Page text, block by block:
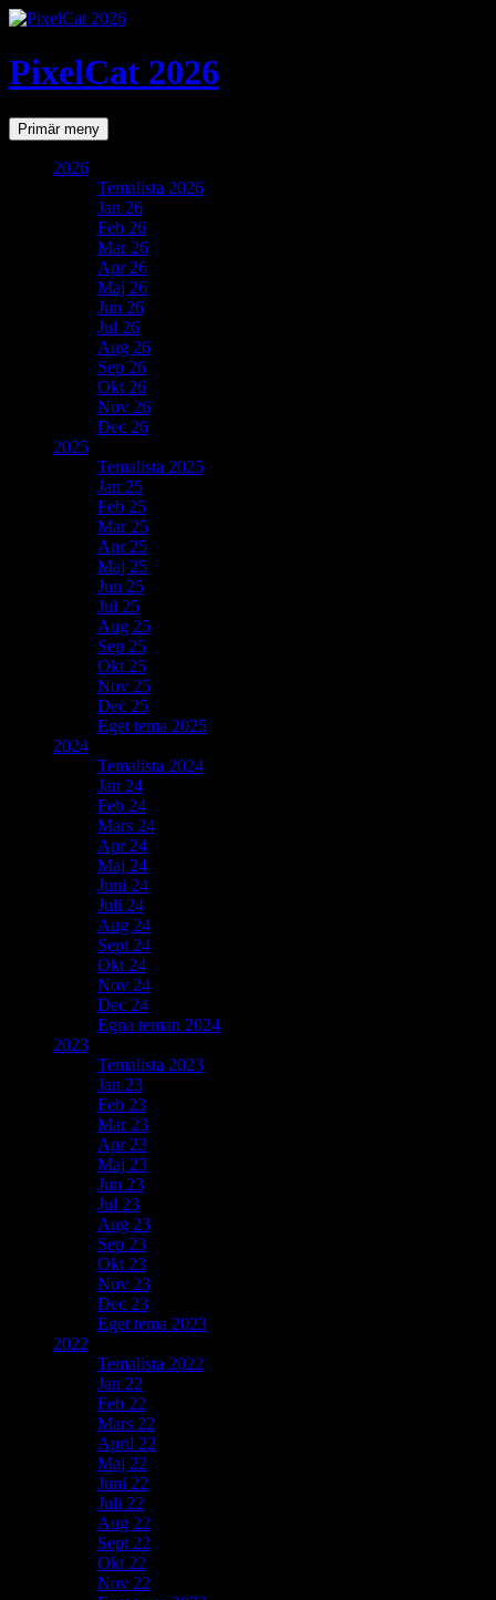
PixelCat 2026
SökPrimär meny Gå
till
2026
Temalista 2026
Jan 26
Feb 26
Mar 26
Apr 26
Maj 26
Jun 26
Jul 26
Aug 26
Sep 26
Okt 26
Nov 26
Dec 26
2025
Temalista 2025
Jan 25
Feb 25
Mar 25
Apr 25
Maj 25
Jun 25
Jul 25
Aug 25
Sep 25
Okt 25
Nov 25
Dec 25
Eget tema 2025
2024
Temalista 2024
Jan 24
Feb 24
Mars 24
Apr 24
Maj 24
Juni 24
Juli 24
Aug 24
Sept 24
Okt 24
Nov 24
Dec 24
Egna teman 2024
2023
Temalista 2023
Jan 23
Feb 23
Mar 23
Apr 23
Maj 23
Jun 23
Jul 23
Aug 23
Sep 23
Okt 23
Nov 23
Dec 23
Eget tema 2023
2022
Temalista 2022
Jan 22
Feb 22
Mars 22
April 22
Maj 22
Juni 22
Juli 22
Aug 22
Sept 22
Okt 22
Nov 22